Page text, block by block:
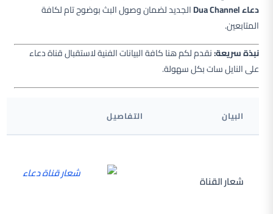
دعاء Dua Channel
الجديد لضمان وصول البث بوضوح تام لكافة
المتابعين.
نبذة سريعة:نقدم لكم هنا كافة البيانات الفنية لاستقبال قناة دعاء
على النايل سات بكل سهولة.
البيان التفاصيل
شعار القناة